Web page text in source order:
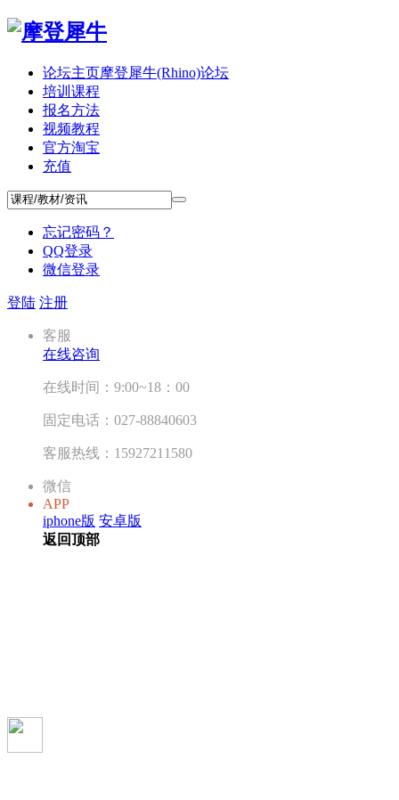
论坛主页摩登犀牛(Rhino)论坛
培训课程
报名方法
视频教程
官方淘宝
充值
忘记密码？
QQ登录
微信登录
登陆 注册
客服
在线咨询
在线时间：9:00~18：00
固定电话：027-88840603
客服热线：15927211580
微信
APP
iphone版 安卓版
返回顶部